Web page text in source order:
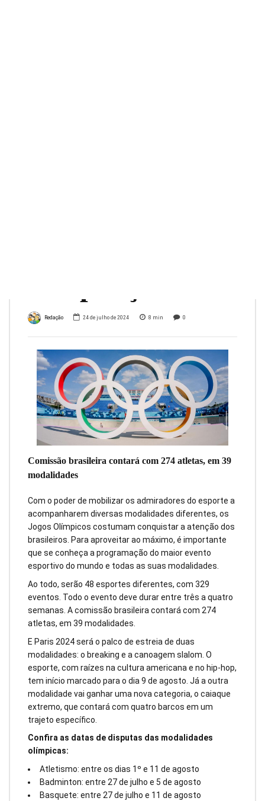
Redação 24 de julho de 2024 8 min 0
Comissão brasileira contará com 274 atletas, em 39
modalidades
Com o poder de mobilizar os admiradores do esporte a
acompanharem diversas modalidades diferentes, os
Jogos Olímpicos costumam conquistar a atenção dos
brasileiros. Para aproveitar ao máximo, é importante
que se conheça a programação do maior evento
esportivo do mundo e todas as suas modalidades.
Ao todo, serão 48 esportes diferentes, com 329
eventos. Todo o evento deve durar entre três a quatro
semanas. A comissão brasileira contará com 274
atletas, em 39 modalidades.
E Paris 2024 será o palco de estreia de duas
modalidades: o breaking e a canoagem slalom. O
esporte, com raízes na cultura americana e no hip-hop,
tem início marcado para o dia 9 de agosto. Já a outra
modalidade vai ganhar uma nova categoria, o caiaque
extremo, que contará com quatro barcos em um
trajeto específico.
Confira as datas de disputas das modalidades
olímpicas:
Atletismo: entre os dias 1º e 11 de agosto
Badminton: entre 27 de julho e 5 de agosto
Basquete: entre 27 de julho e 11 de agosto